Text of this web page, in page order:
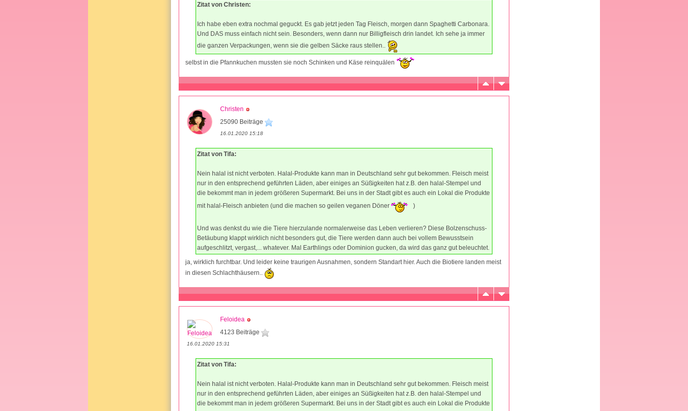
Zitat von Christen:
Ich habe eben extra nochmal geguckt. Es gab jetzt jeden Tag Fleisch, morgen dann Spaghetti Carbonara.
Und DAS muss einfach nicht sein. Besonders, wenn dann nur Billigfleisch drin landet. Ich sehe ja immer
die ganzen Verpackungen, wenn sie die gelben Säcke raus stellen..
selbst in die Pfannkuchen mussten sie noch Schinken und Käse reinquälen
Christen
25090 Beiträge
16.01.2020 15:18
Zitat von Tifa:
Nein halal ist nicht verboten. Halal-Produkte kann man in Deutschland sehr gut bekommen. Fleisch meist
nur in den entsprechend geführten Läden, aber einiges an Süßigkeiten hat z.B. den halal-Stempel und
die bekommt man in jedem größeren Supermarkt. Bei uns in der Stadt gibt es auch ein Lokal die Produkte
mit halal-Fleisch anbieten (und die machen so geilen veganen Döner
)
Und was denkst du wie die Tiere hierzulande normalerweise das Leben verlieren? Diese Bolzenschuss-
Betäubung klappt wirklich nicht besonders gut, die Tiere werden dann auch bei vollem Bewusstsein
aufgeschlitzt, vergast,... whatever. Mal Earthlings oder Dominion gucken, da wird das ganz gut beleuchtet.
ja, wirklich furchtbar. Und leider keine traurigen Ausnahmen, sondern Standart hier. Auch die Biotiere landen meist
in diesen Schlachthäusern..
Feloidea
4123 Beiträge
16.01.2020 15:31
Zitat von Tifa:
Nein halal ist nicht verboten. Halal-Produkte kann man in Deutschland sehr gut bekommen. Fleisch meist
nur in den entsprechend geführten Läden, aber einiges an Süßigkeiten hat z.B. den halal-Stempel und
die bekommt man in jedem größeren Supermarkt. Bei uns in der Stadt gibt es auch ein Lokal die Produkte